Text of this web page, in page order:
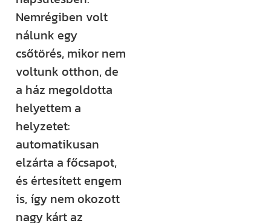
Nemrégiben volt
nálunk egy
csőtörés, mikor nem
voltunk otthon, de
a ház megoldotta
helyettem a
helyzetet:
automatikusan
elzárta a főcsapot,
és értesített engem
is, így nem okozott
nagy kárt az